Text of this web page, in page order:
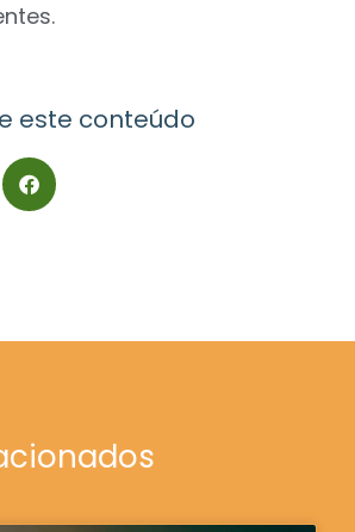
este conteúdo